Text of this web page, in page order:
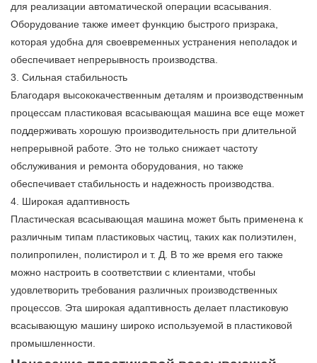
для реализации автоматической операции всасывания.
Оборудование также имеет функцию быстрого призрака,
которая удобна для своевременных устранения неполадок и
обеспечивает непрерывность производства.
3. Сильная стабильность
Благодаря высококачественным деталям и производственным
процессам пластиковая всасывающая машина все еще может
поддерживать хорошую производительность при длительной
непрерывной работе. Это не только снижает частоту
обслуживания и ремонта оборудования, но также
обеспечивает стабильность и надежность производства.
4. Широкая адаптивность
Пластическая всасывающая машина может быть применена к
различным типам пластиковых частиц, таких как полиэтилен,
полипропилен, полистирол и т. Д. В то же время его также
можно настроить в соответствии с клиентами, чтобы
удовлетворить требования различных производственных
процессов. Эта широкая адаптивность делает пластиковую
всасывающую машину широко используемой в пластиковой
промышленности.